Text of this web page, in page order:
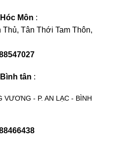
Môn :
Thủ, Tân Thới Tam Thôn,
tân :
VƯƠNG - P. AN LẠC - BÌNH